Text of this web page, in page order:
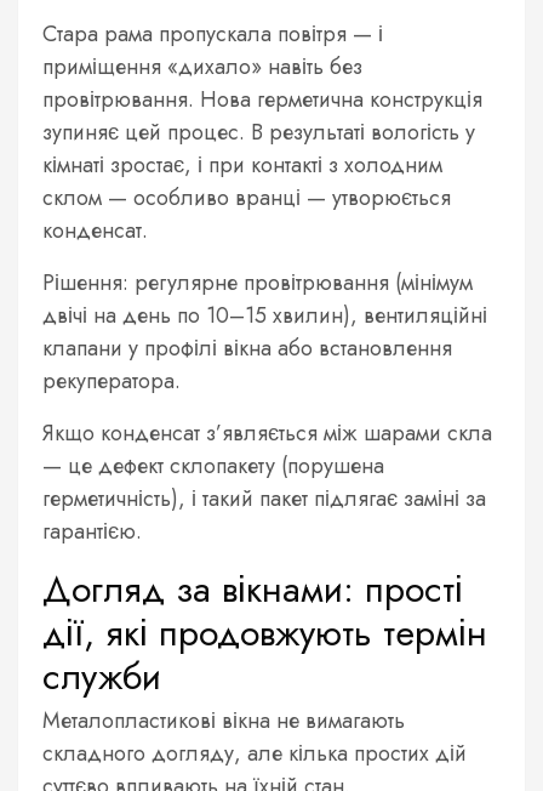
Стара рама пропускала повітря — і
приміщення «дихало» навіть без
провітрювання. Нова герметична конструкція
зупиняє цей процес. В результаті вологість у
кімнаті зростає, і при контакті з холодним
склом — особливо вранці — утворюється
конденсат.
Рішення: регулярне провітрювання (мінімум
двічі на день по 10–15 хвилин), вентиляційні
клапани у профілі вікна або встановлення
рекуператора.
Якщо конденсат з’являється між шарами скла
— це дефект склопакету (порушена
герметичність), і такий пакет підлягає заміні за
гарантією.
Догляд за вікнами: прості
дії, які продовжують термін
служби
Металопластикові вікна не вимагають
складного догляду, але кілька простих дій